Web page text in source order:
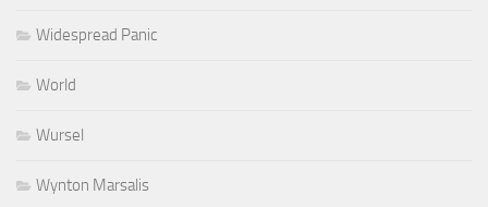
Widespread Panic
World
Wursel
Wynton Marsalis